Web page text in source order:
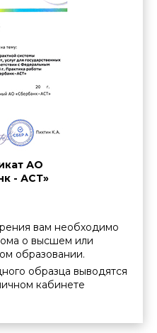
АО
- АСТ»
вам необходимо
о высшем или
образовании.
образца выводятся
кабинете